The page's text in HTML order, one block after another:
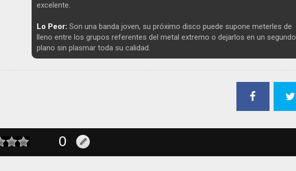
excelente.
Lo Peor: Son una banda joven, su próximo disco puede supone meterles de
lleno entre los grupos referentes del metal extremo o dejarlos en un segundo
plano sin plasmar toda su calidad.